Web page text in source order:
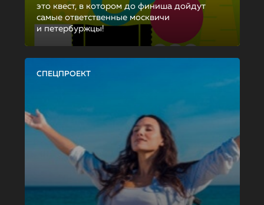
это квест, в котором до финиша дойдут
самые ответственные москвичи
и петербуржцы!
СПЕЦПРОЕКТ